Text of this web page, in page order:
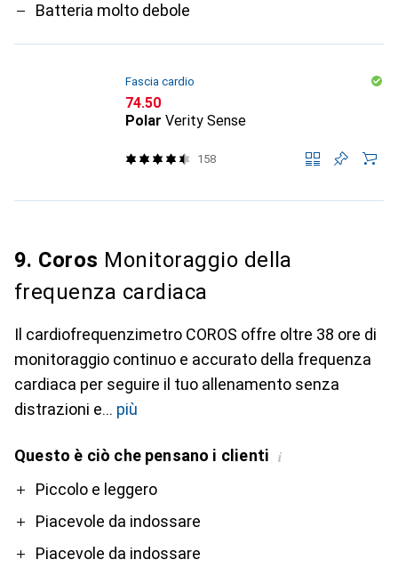
Batteria molto debole
Fascia cardio
CHF
74.50
Polar Verity Sense
158
9. Coros Monitoraggio della
frequenza cardiaca
Il cardiofrequenzimetro COROS offre oltre 38 ore di
monitoraggio continuo e accurato della frequenza
cardiaca per seguire il tuo allenamento senza
distrazioni e
più
Questo è ciò che pensano i clienti i
ProPiccolo e leggero
Piacevole da indossare
Piacevole da indossare
Contro